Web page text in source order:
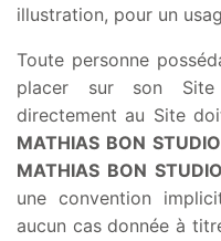
illustration, pour un
Toute personne
placer sur son
directement au Site
MATHIAS BON STUDIO
MATHIAS BON STUDIO
une convention
aucun cas donnée à